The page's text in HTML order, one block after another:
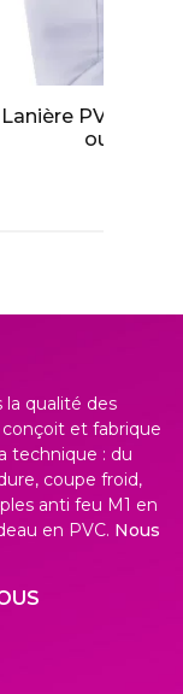
portes
la qualité des
et fabrique
technique : du
coupe froid,
anti feu M1 en
en PVC. Nous